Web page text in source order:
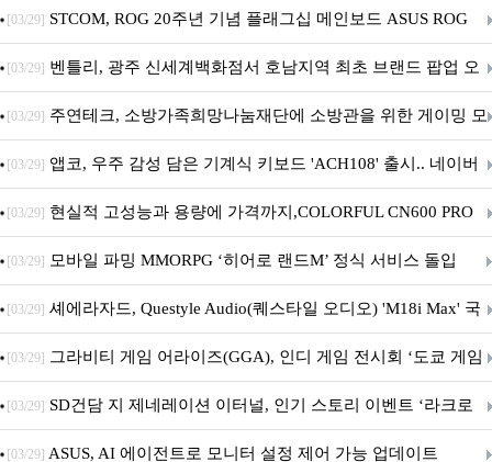
[03/29] STCOM, ROG 20주년 기념 플래그십 메인보드 ASUS ROG
Crosshair X870E EDITION 20 국내 출시 예정
[03/29] 벤틀리, 광주 신세계백화점서 호남지역 최초 브랜드 팝업 오
픈
[03/29] 주연테크, 소방가족희망나눔재단에 소방관을 위한 게이밍 모
니터·스마트 펫 침대 기부
[03/29] 앱코, 우주 감성 담은 기계식 키보드 'ACH108' 출시.. 네이버
브랜드데이 기획전 진행
[03/29] 현실적 고성능과 용량에 가격까지,COLORFUL CN600 PRO
M.2 NVMe 디앤디컴 1TB
[03/29] 모바일 파밍 MMORPG ‘히어로 랜드M’ 정식 서비스 돌입
[03/29] 셰에라자드, Questyle Audio(퀘스타일 오디오) 'M18i Max' 국
내 정식 출시
[03/29] 그라비티 게임 어라이즈(GGA), 인디 게임 전시회 ‘도쿄 게임
던전 13’ 참가!
[03/29] SD건담 지 제네레이션 이터널, 인기 스토리 이벤트 ‘라크로
아의 용사’ 재개최 및 풍성한 기념 이벤트 실시!
[03/29] ASUS, AI 에이전트로 모니터 설정 제어 가능 업데이트